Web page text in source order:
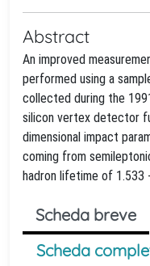
Abstract
An improved
performed using a
collected during the
silicon vertex detector
dimensional impact
coming from
hadron lifetime of 1.533
Scheda breve
Scheda